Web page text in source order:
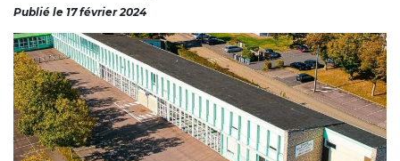
Publié le 17 février 2024